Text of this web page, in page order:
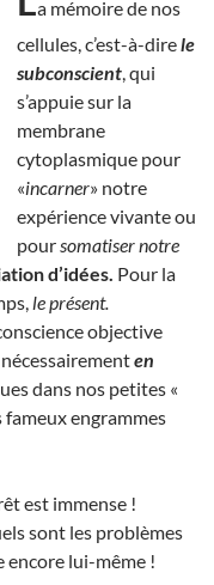
a mémoire de nos
cellules, c’est-à-direle
subconscient , qui
s’appuie sur la
membrane
cytoplasmique pour
«incarner» notre
expérience vivante ou
pour somatiser notre
d’idées. Pour la
le présent.
objective
en
dans nos petites «
fameux engrammes
est immense !
sont les problèmes
encore lui-même !